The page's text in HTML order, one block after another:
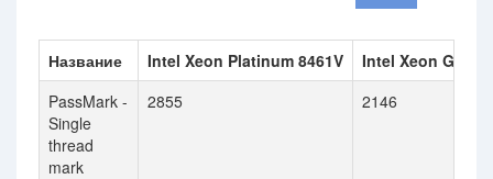
Название Intel Xeon Platinum 8461V
Intel Xeon Gold
PassMark -
Single
thread
mark
2855 2146